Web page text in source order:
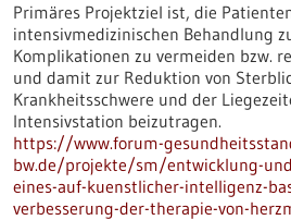
Primäres Projektziel ist, die
intensivmedizinischen Behandlung
Komplikationen zu vermeiden bzw.
und damit zur Reduktion von
Krankheitsschwere und der
Intensivstation beizutragen.
https://www.forum-
bw.de/projekte/sm/entwicklung-
eines-auf-kuenstlicher-intelligenz-
verbesserung-der-therapie-von-